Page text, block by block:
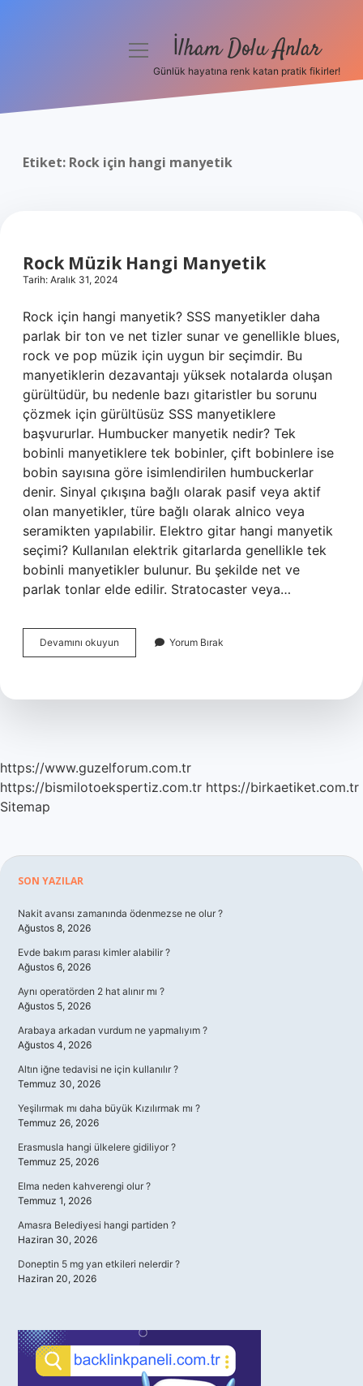
menüyü İlham Dolu Anlar
Günlük hayatına renk katan pratik fikirler!
Etiket: Rock için hangi manyetik
Rock Müzik Hangi Manyetik
Tarih: Aralık 31, 2024
Rock için hangi manyetik? SSS manyetikler daha
parlak bir ton ve net tizler sunar ve genellikle blues,
rock ve pop müzik için uygun bir seçimdir. Bu
manyetiklerin dezavantajı yüksek notalarda oluşan
gürültüdür, bu nedenle bazı gitaristler bu sorunu
çözmek için gürültüsüz SSS manyetiklere
başvururlar. Humbucker manyetik nedir? Tek
bobinli manyetiklere tek bobinler, çift bobinlere ise
bobin sayısına göre isimlendirilen humbuckerlar
denir. Sinyal çıkışına bağlı olarak pasif veya aktif
olan manyetikler, türe bağlı olarak alnico veya
seramikten yapılabilir. Elektro gitar hangi manyetik
seçimi? Kullanılan elektrik gitarlarda genellikle tek
bobinli manyetikler bulunur. Bu şekilde net ve
parlak tonlar elde edilir. Stratocaster veya…
Devamını okuyun
Müzik
Yorum Bırak
https://www.guzelforum.com.tr
https://bismilotoekspertiz.com.tr https://birkaetiket.com.tr
Sitemap
Sidebar
SON YAZILAR
Nakit avansı zamanında ödenmezse ne olur ?
Ağustos 8, 2026
Evde bakım parası kimler alabilir ?
Ağustos 6, 2026
Aynı operatörden 2 hat alınır mı ?
Ağustos 5, 2026
Arabaya arkadan vurdum ne yapmalıyım ?
Ağustos 4, 2026
Altın iğne tedavisi ne için kullanılır ?
Temmuz 30, 2026
Yeşilırmak mı daha büyük Kızılırmak mı ?
Temmuz 26, 2026
Erasmusla hangi ülkelere gidiliyor ?
Temmuz 25, 2026
Elma neden kahverengi olur ?
Temmuz 1, 2026
Amasra Belediyesi hangi partiden ?
Haziran 30, 2026
Doneptin 5 mg yan etkileri nelerdir ?
Haziran 20, 2026